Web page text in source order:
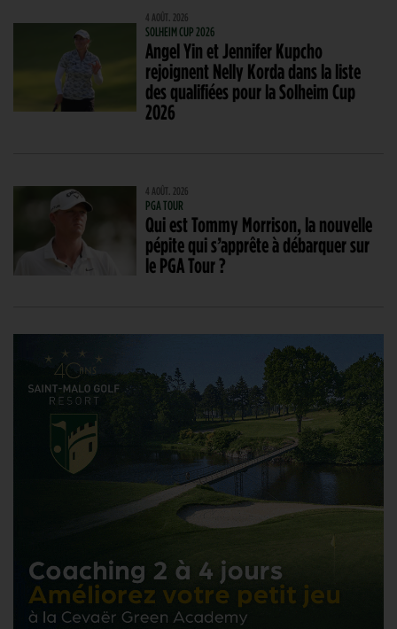
4 AOÛT. 2026
SOLHEIM CUP 2026
Angel Yin et Jennifer Kupcho
rejoignent Nelly Korda dans la liste
des qualifiées pour la Solheim Cup
2026
4 AOÛT. 2026
PGA TOUR
Qui est Tommy Morrison, la nouvelle
pépite qui s’apprête à débarquer sur
le PGA Tour ?